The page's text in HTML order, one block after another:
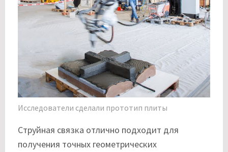
Исследователи сделали прототип плиты
Струйная связка отлично подходит для
получения точных геометрических